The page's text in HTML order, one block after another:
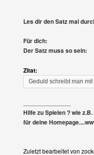
Les dir den Satz mal
Für dich:
Der Satz muss so sein:
Zitat:
Geduld schreibt man
Hilfe zu Spielen ? wie
für deine
Zuletzt bearbeitet von